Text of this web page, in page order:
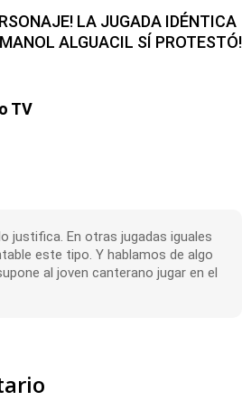
LA JUGADA IDÉNTICA
ALGUACIL SÍ PROTESTÓ!
TV
justifica. En otras jugadas iguales
este tipo. Y hablamos de algo
al joven canterano jugar en el